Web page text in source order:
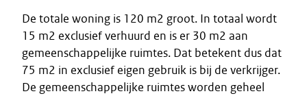
De totale woning is 120 m2 groot. In totaal wordt
15 m2 exclusief verhuurd en is er 30 m2 aan
gemeenschappelijke ruimtes. Dat betekent dus dat
75 m2 in exclusief eigen gebruik is bij de verkrijger.
De gemeenschappelijke ruimtes worden geheel